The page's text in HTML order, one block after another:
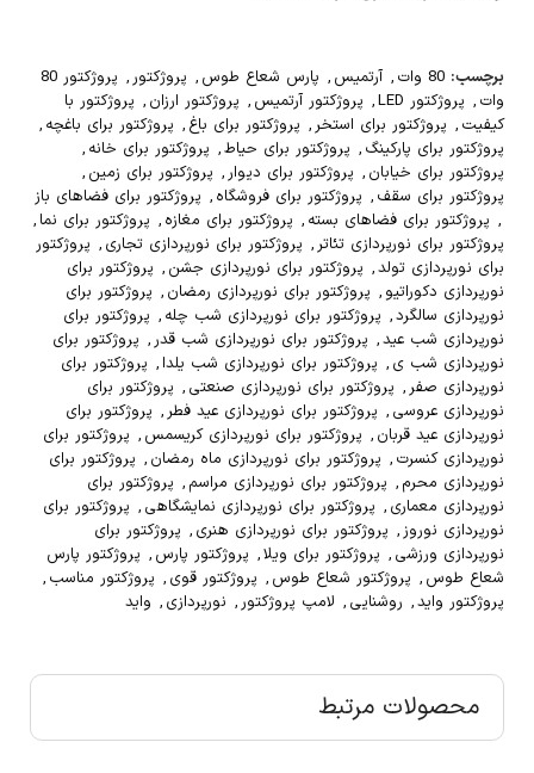
برچسب: 80 وات , آرتمیس , پارس شعاع طوس , پروژکتور,
پروژکتور 80
وات , پروژکتور LED , پروژکتور آرتمیس , پروژکتور ارزان , پروژکتور با
کیفیت , پروژکتور برای استخر, پروژکتور برای باغ , پروژکتور برای باغچه ,
پروژکتور برای پارکینگ , پروژکتور برای حیاط, پروژکتور برای خانه ,
پروژکتور برای خیابان , پروژکتور برای دیوار, پروژکتور برای زمین ,
پروژکتور برای سقف , پروژکتور برای فروشگاه , پروژکتور برای فضاهای باز
, پروژکتور برای فضاهای بسته , پروژکتور برای مغازه , پروژکتور برای نما ,
پروژکتور برای نورپردازی تئاتر, پروژکتور برای نورپردازی تجاری , پروژکتور
برای نورپردازی تولد, پروژکتور برای نورپردازی جشن , پروژکتور برای
نورپردازی دکوراتیو , پروژکتور برای نورپردازی رمضان , پروژکتور برای
نورپردازی سالگرد, پروژکتور برای نورپردازی شب چله , پروژکتور برای
نورپردازی شب عید, پروژکتور برای نورپردازی شب قدر, پروژکتور برای
نورپردازی شب ی , پروژکتور برای نورپردازی شب یلدا , پروژکتور برای
نورپردازی صفر, پروژکتور برای نورپردازی صنعتی , پروژکتور برای
نورپردازی عروسی , پروژکتور برای نورپردازی عید فطر, پروژکتور برای
نورپردازی عید قربان , پروژکتور برای نورپردازی کریسمس , پروژکتور برای
نورپردازی کنسرت , پروژکتور برای نورپردازی ماه رمضان , پروژکتور برای
نورپردازی محرم , پروژکتور برای نورپردازی مراسم , پروژکتور برای
نورپردازی معماری , پروژکتور برای نورپردازی نمایشگاهی , پروژکتور برای
نورپردازی نوروز, پروژکتور برای نورپردازی هنری , پروژکتور برای
نورپردازی ورزشی , پروژکتور برای ویلا, پروژکتور پارس , پروژکتور پارس
شعاع طوس , پروژکتور شعاع طوس , پروژکتور قوی , پروژکتور مناسب ,
پروژکتور واید, روشنایی , لامپ پروژکتور, نورپردازی , واید
محصولات مرتبط